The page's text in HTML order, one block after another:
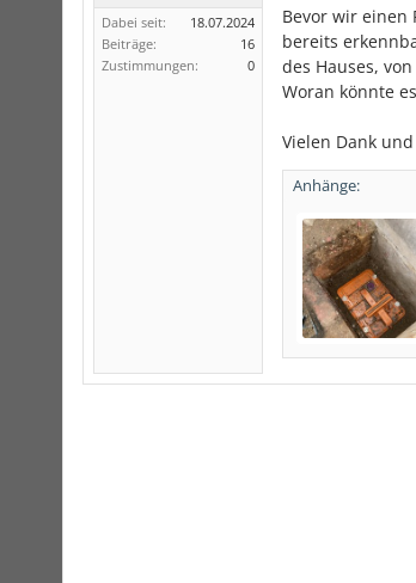
Dabei seit:
18.07.2024
Beiträge:
16
Zustimmungen:
0
Bevor wir einen
bereits
des Hauses,
Woran könnte
Vielen Dank
Anhänge: